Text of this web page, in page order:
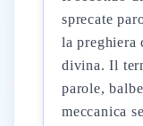
sprecate
la preghiera
divina. Il
parole,
meccanica